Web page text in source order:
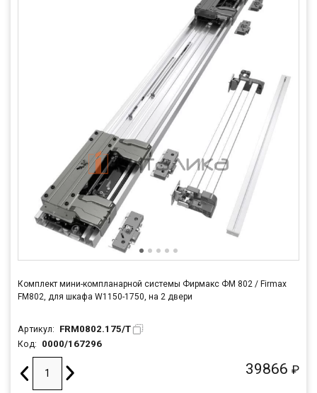
Комплект мини-компланарной системы Фирмакс ФМ 802 / Firmax
FM802, для шкафа W1150-1750, на 2 двери
Артикул: FRM0802.175/T
Код: 0000/167296
39866 ₽